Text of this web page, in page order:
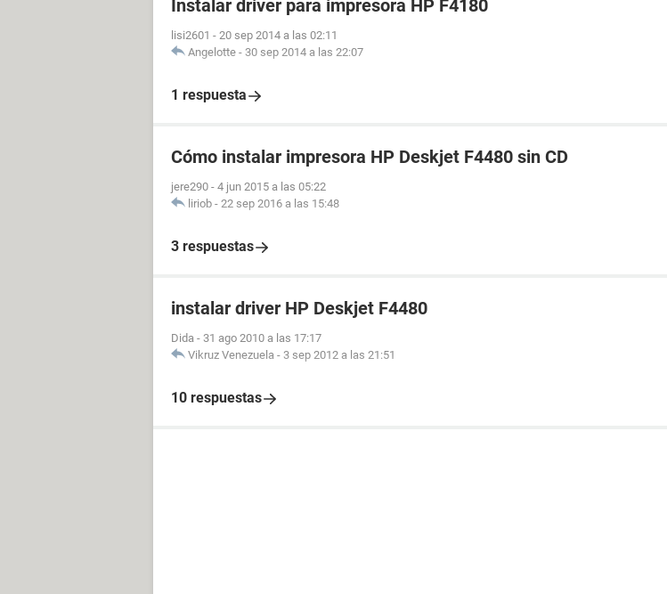
Instalar driver para impresora HP F4180
lisi2601 - 20 sep 2014 a las 02:11
Angelotte - 30 sep 2014 a las 22:07
1 respuesta
Cómo instalar impresora HP Deskjet F4480 sin CD
jere290 - 4 jun 2015 a las 05:22
liriob - 22 sep 2016 a las 15:48
3 respuestas
instalar driver HP Deskjet F4480
Dida - 31 ago 2010 a las 17:17
Vikruz Venezuela - 3 sep 2012 a las 21:51
10 respuestas